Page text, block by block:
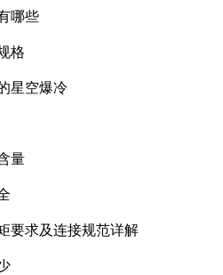
哪些
格
星空爆冷
量
要求及连接规范详解